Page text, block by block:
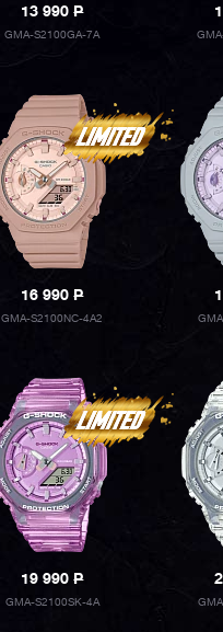
13 990P
GMA-S2100GA-7A
16 990P
GMA-S2100NC-4A2
19 990P
GMA-S2100SK-4A